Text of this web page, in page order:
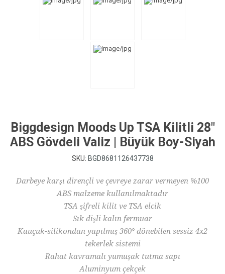
Biggdesign Moods Up TSA Kilitli 28"
ABS Gövdeli Valiz | Büyük Boy-Siyah
SKU: BGD8681126437738
Darbeye karşı dirençli ve çevreye zarar vermeyen %100
ABS malzeme kullanılmaktadır
TSA şifreli kilit ve TSA elcik
Sık dişli kalın fermuar
Kauçuk-silikondan yapılmış 360° dönebilen sessiz 4x2
tekerlek sistemi
Rahat kavramalı yumuşak tutma sapı
Aluminyum çekçek